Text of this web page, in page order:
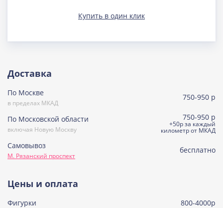
Узнать подробнее о начинке
(постная)
Сметанная
Узнать подробнее о начинке
Узнать подробнее о начинке
Купить в один клик
Доставка
По Москве
в пределах МКАД
750-950 р
По Московской области
включая Новую Москву
750-950 р
+50р за каждый
километр от МКАД
Самовывоз
М. Рязанский проспект
бесплатно
Цены и оплата
Фигурки
800-4000р